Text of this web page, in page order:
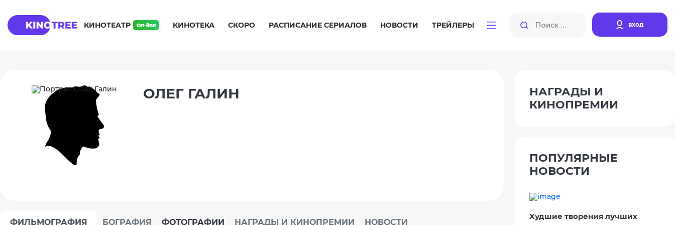
КИНОТЕАТР КИНОТЕКА СКОРО РАСПИСАНИЕ СЕРИАЛОВ НОВОСТИ ТРЕЙЛЕРЫ вход
ОЛЕГ ГАЛИН
ФИЛЬМОГРАФИЯ БОГРАФИЯ ФОТОГРАФИИ НАГРАДЫ И КИНОПРЕМИИ НОВОСТИ
НАГРАДЫ И
КИНОПРЕМИИ
ПОПУЛЯРНЫЕ
НОВОСТИ
Худшие творения лучших